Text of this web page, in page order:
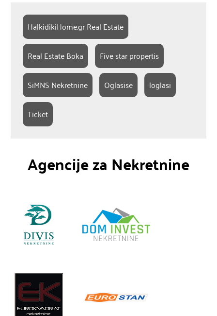
HalkidikiHome.gr Real Estate
Real Estate Boka Five star propertis
SiMNS Nekretnine Oglasise loglasi
Ticket
Agencije za Nekretnine